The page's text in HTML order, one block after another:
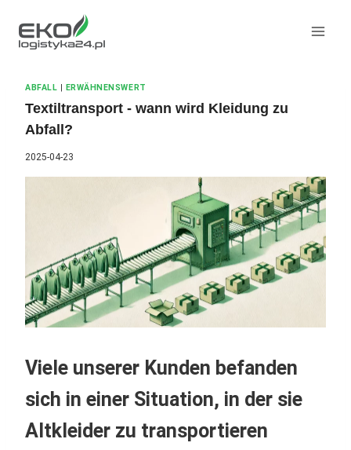
Inhalt
springen
ABFALL | ERWÄHNENSWERT
Textiltransport - wann wird Kleidung zu
Abfall?
2025-04-23
Viele unserer Kunden befanden
sich in einer Situation, in der sie
Altkleider zu transportieren